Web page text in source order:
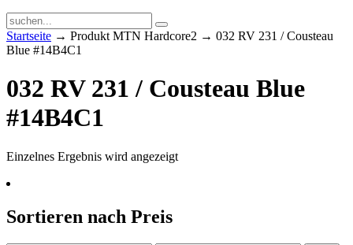
Startseite → Produkt MTN Hardcore2 → 032 RV 231 / Cousteau
Blue #14B4C1
032 RV 231 / Cousteau Blue
#14B4C1
Einzelnes Ergebnis wird angezeigt
Sortieren nach Preis